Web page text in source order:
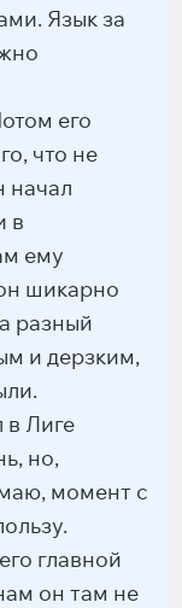
Язык за
его
что не
начал
в
ему
шикарно
разный
и дерзким,
в Лиге
но,
момент с
главной
он там не